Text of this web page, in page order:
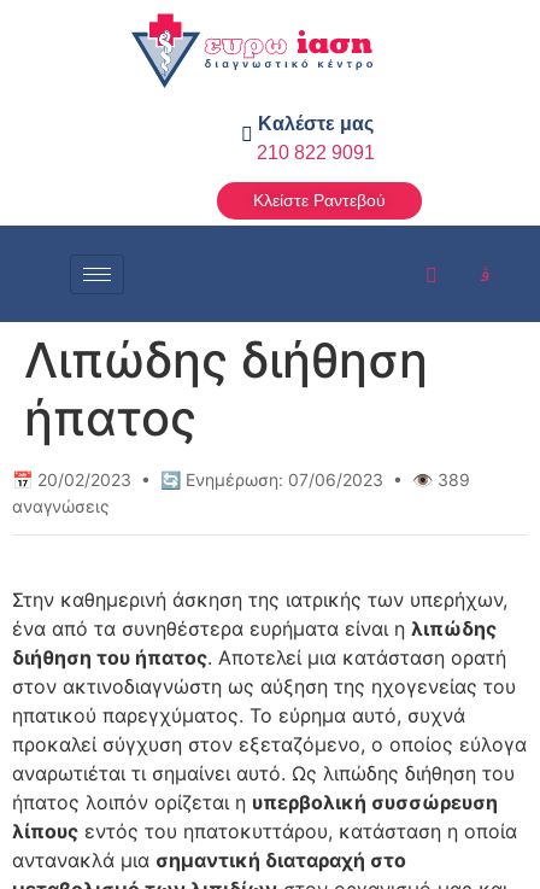
Καλέστε μας
210 822 9091
Κλείστε Ραντεβού
Λιπώδης διήθηση
ήπατος
📅 20/02/2023 • 🔄 Ενημέρωση: 07/06/2023 • 👁️ 389
αναγνώσεις
Στην καθημερινή άσκηση της ιατρικής των υπερήχων,
ένα από τα συνηθέστερα ευρήματα είναι η λιπώδης
διήθηση του ήπατος. Αποτελεί μια κατάσταση ορατή
στον ακτινοδιαγνώστη ως αύξηση της ηχογενείας του
ηπατικού παρεγχύματος. Το εύρημα αυτό, συχνά
προκαλεί σύγχυση στον εξεταζόμενο, ο οποίος εύλογα
αναρωτιέται τι σημαίνει αυτό. Ως λιπώδης διήθηση του
ήπατος λοιπόν ορίζεται η υπερβολική συσσώρευση
λίπους εντός του ηπατοκυττάρου, κατάσταση η οποία
αντανακλά μια σημαντική διαταραχή στο